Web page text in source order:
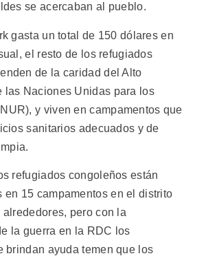
se acercaban al pueblo.
gasta un total de 150 dólares en
el resto de los refugiados
de la caridad del Alto
las Naciones Unidas para los
y viven en campamentos que
sanitarios adecuados y de
refugiados congoleños están
en 15 campamentos en el distrito
pero con la
la guerra en la RDC los
brindan ayuda temen que los